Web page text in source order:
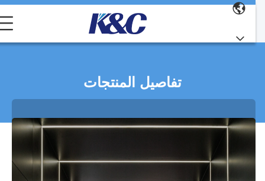
تفاصيل المنتجات